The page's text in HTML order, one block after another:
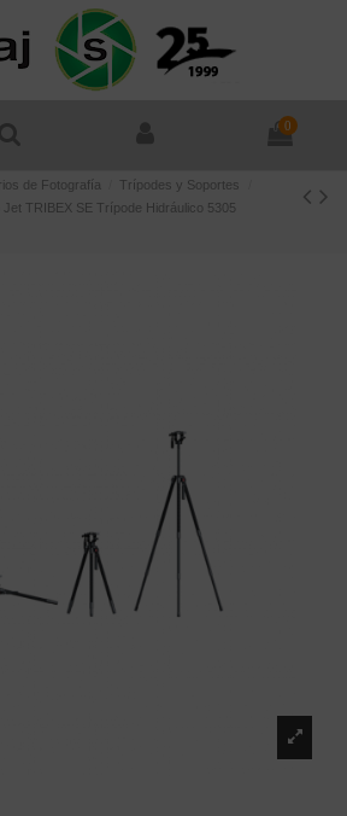
0
de Fotografía
Trípodes y Soportes
Jet TRIBEX SE Trípode Hidráulico 5305